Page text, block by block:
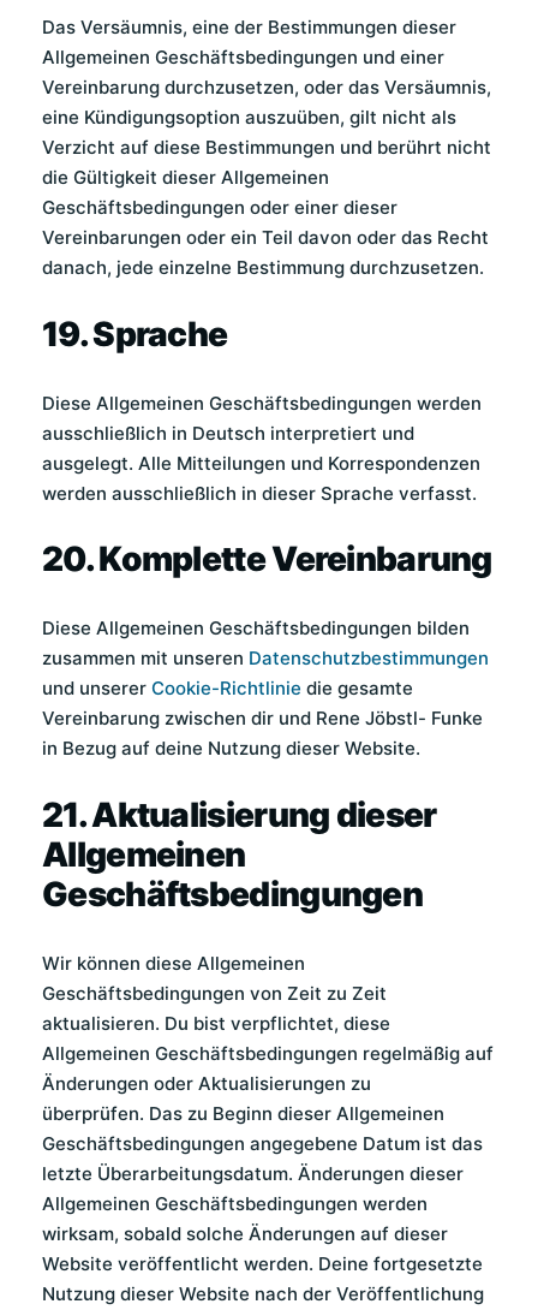
Das Versäumnis, eine der Bestimmungen dieser
Allgemeinen Geschäftsbedingungen und einer
Vereinbarung durchzusetzen, oder das Versäumnis,
eine Kündigungsoption auszuüben, gilt nicht als
Verzicht auf diese Bestimmungen und berührt nicht
die Gültigkeit dieser Allgemeinen
Geschäftsbedingungen oder einer dieser
Vereinbarungen oder ein Teil davon oder das Recht
danach, jede einzelne Bestimmung durchzusetzen.
19. Sprache
Diese Allgemeinen Geschäftsbedingungen werden
ausschließlich in Deutsch interpretiert und
ausgelegt. Alle Mitteilungen und Korrespondenzen
werden ausschließlich in dieser Sprache verfasst.
20. Komplette Vereinbarung
Diese Allgemeinen Geschäftsbedingungen bilden
zusammen mit unseren Datenschutzbestimmungen
und unserer Cookie-Richtlinie die gesamte
Vereinbarung zwischen dir und Rene Jöbstl- Funke
in Bezug auf deine Nutzung dieser Website.
21. Aktualisierung dieser
Allgemeinen
Geschäftsbedingungen
Wir können diese Allgemeinen
Geschäftsbedingungen von Zeit zu Zeit
aktualisieren. Du bist verpflichtet, diese
Allgemeinen Geschäftsbedingungen regelmäßig auf
Änderungen oder Aktualisierungen zu
überprüfen. Das zu Beginn dieser Allgemeinen
Geschäftsbedingungen angegebene Datum ist das
letzte Überarbeitungsdatum. Änderungen dieser
Allgemeinen Geschäftsbedingungen werden
wirksam, sobald solche Änderungen auf dieser
Website veröffentlicht werden. Deine fortgesetzte
Nutzung dieser Website nach der Veröffentlichung